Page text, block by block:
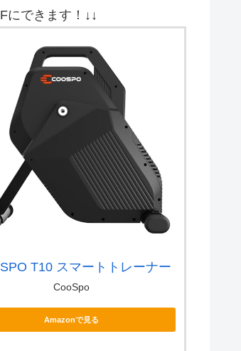
にできます！↓↓
T10 スマートトレーナー
CooSpo
Amazonで見る